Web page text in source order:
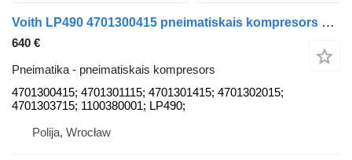
Voith LP490 4701300415 pneimatiskais kompresors paredzēts Mercedes-Benz Actros MP4 kravas automašīnas
640 €
Pneimatika - pneimatiskais kompresors
4701300415; 4701301115; 4701301415; 4701302015;
4701303715; 1100380001; LP490;
Polija, Wrocław